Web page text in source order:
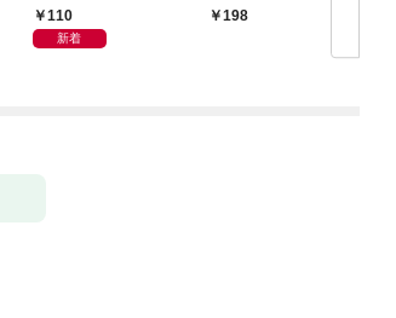
執愛で私を蝕む～
（1）
110
新着
198